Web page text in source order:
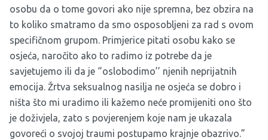
osobu da o tome govori ako nije spremna, bez obzira na
to koliko smatramo da smo osposobljeni za rad s ovom
specifičnom grupom. Primjerice pitati osobu kako se
osjeća, naročito ako to radimo iz potrebe da je
savjetujemo ili da je ‘’oslobodimo’’ njenih neprijatnih
emocija. Žrtva seksualnog nasilja ne osjeća se dobro i
ništa što mi uradimo ili kažemo neće promijeniti ono što
je doživjela, zato s povjerenjem koje nam je ukazala
govoreći o svojoj traumi postupamo krajnje obazrivo.”